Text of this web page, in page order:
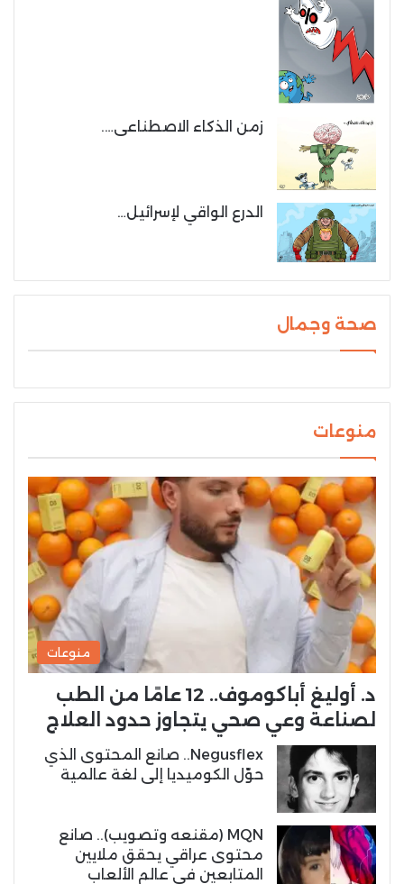
زمن الذكاء الاصطناعى….
الدرع الواقي لإسرائيل…
صحة وجمال
منوعات
منوعات
د. أوليغ أباكوموف.. 12 عامًا من الطب
لصناعة وعي صحي يتجاوز حدود العلاج
Negusflex.. صانع المحتوى الذي
حوّل الكوميديا إلى لغة عالمية
MQN (مقنعه وتصويب).. صانع
محتوى عراقي يحقق ملايين
المتابعين في عالم الألعاب